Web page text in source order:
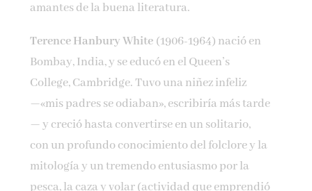
amantes de la buena literatura.
Terence Hanbury White (1906-1964) nació en
Bombay, India, y se educó en el Queen’s
College, Cambridge. Tuvo una niñez infeliz
—«mis padres se odiaban», escribiría más tarde
— y creció hasta convertirse en un solitario,
con un profundo conocimiento del folclore y la
mitología y un tremendo entusiasmo por la
pesca, la caza y volar (actividad que emprendió